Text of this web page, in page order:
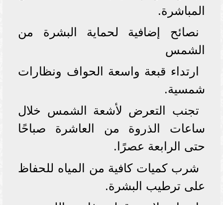
المباشرة.
نصائح إضافية لحماية البشرة من
الشمس
ارتداء قبعة واسعة الحواف ونظارات
شمسية.
تجنب التعرض لأشعة الشمس خلال
ساعات الذروة من العاشرة صباحًا
حتى الرابعة عصرًا.
شرب كميات كافية من المياه للحفاظ
على ترطيب البشرة.